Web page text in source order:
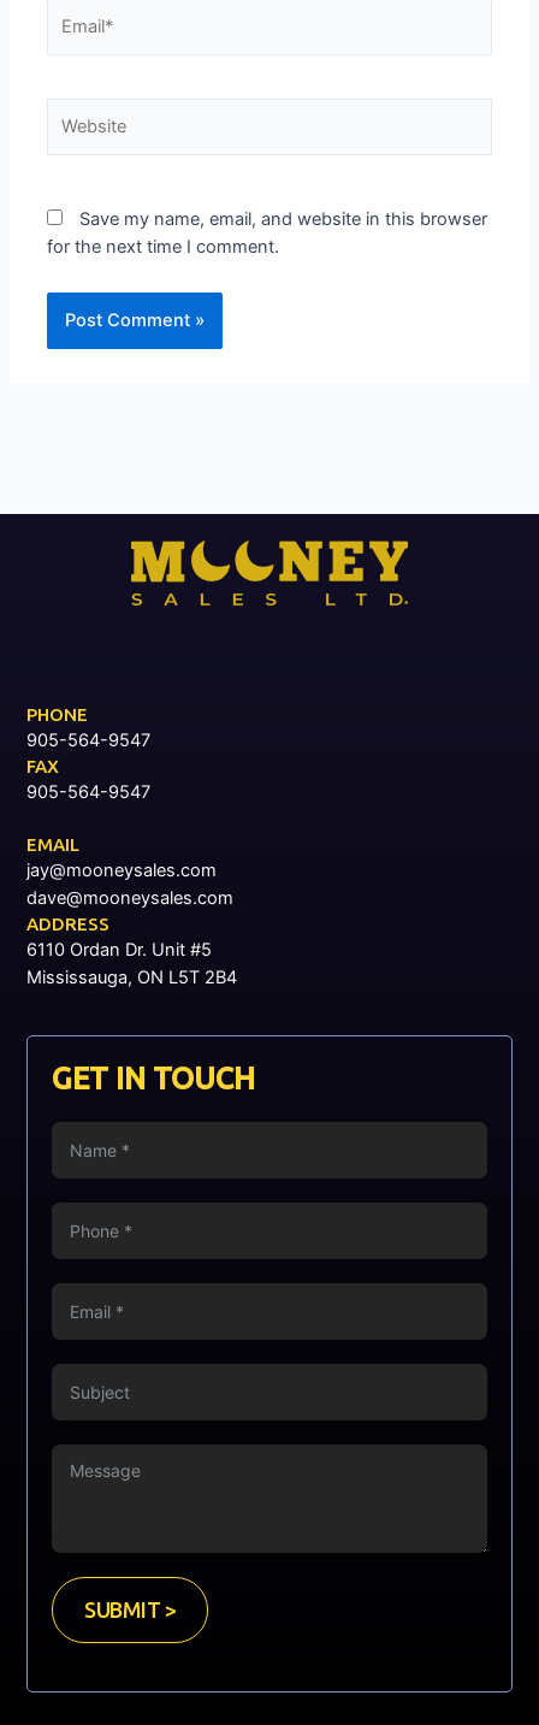
Save my name, email, and website in this browser
for the next time I comment.
PHONE
905-564-9547
FAX
905-564-9547
EMAIL
jay@mooneysales.com
dave@mooneysales.com
ADDRESS
6110 Ordan Dr. Unit #5
Mississauga, ON L5T 2B4
GET IN TOUCH
SUBMIT >